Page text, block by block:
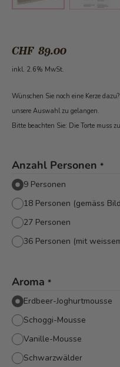
CHF 89.00
inkl. 2.6% MwSt.
Wünschen Sie noch eine Kerze
unsere Auswahl zu gelangen.
Bitte beachten Sie: Die Torte muss
Anzahl Personen *
9 Personen
18 Personen (gemäss
27 Personen
36 Personen (mit
Aroma *
Erdbeer-Joghurtmousse
Schoggi-Mousse
Vanille-Mousse
Schwarzwälder